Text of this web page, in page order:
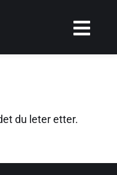
du leter etter.